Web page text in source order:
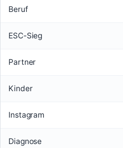
Beruf
ESC-Sieg
Partner
Kinder
Instagram
Diagnose